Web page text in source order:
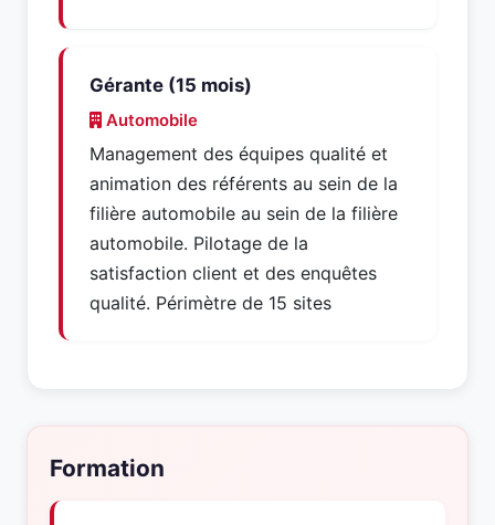
Gérante (15 mois)
Automobile
Management des équipes qualité et
animation des référents au sein de la
filière automobile au sein de la filière
automobile. Pilotage de la
satisfaction client et des enquêtes
qualité. Périmètre de 15 sites
Formation